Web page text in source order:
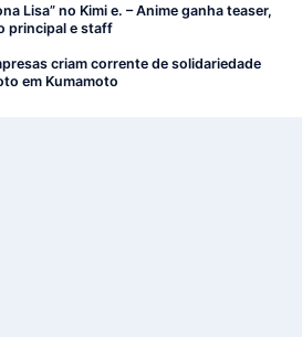
Lisa” no Kimi e. – Anime ganha teaser,
principal e staff
criam corrente de solidariedade
em Kumamoto